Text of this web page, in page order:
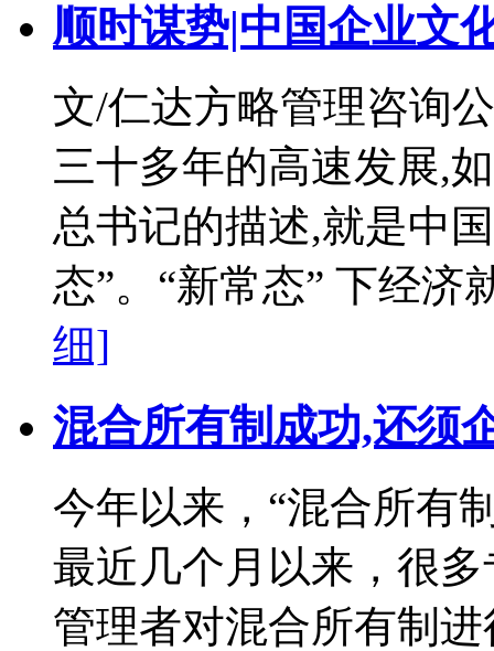
顺时谋势|中国企业文
文/仁达方略管理咨询
三十多年的高速发展,
总书记的描述,就是中
态”。“新常态” 下经济
细]
混合所有制成功,还须
今年以来，“混合所有
最近几个月以来，很
管理者对混合所有制